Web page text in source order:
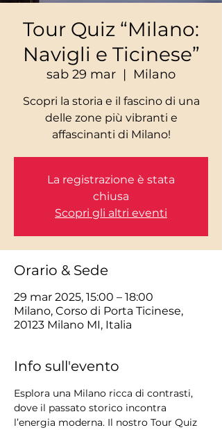
Tour Quiz “Milano:
Navigli e Ticinese”
sab 29 mar
  |
Milano
Scopri la storia e il fascino di una
delle zone più vibranti e
La registrazione è stata
chiusa
Scopri gli altri eventi
Orario & Sede
29 mar 2025, 15:00 – 18:00
Milano, Corso di Porta Ticinese,
20123 Milano MI, Italia
Info sull'evento
Esplora una Milano ricca di contrasti,
dove il passato storico incontra
l’energia moderna. Il nostro Tour Quiz